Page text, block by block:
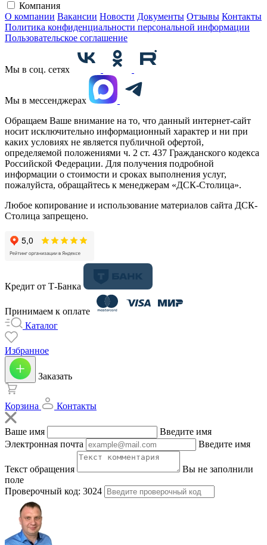
Компания
О компании Вакансии Новости Документы Отзывы Контакты
Политика конфиденциальности персональной информации
Пользовательское соглашение
Мы в соц. сетях
Мы в мессенджерах
Обращаем Ваше внимание на то, что данный интернет-сайт
носит исключительно информационный характер и ни при
каких условиях не является публичной офертой,
определяемой положениями ч. 2 ст. 437 Гражданского кодекса
Российской Федерации. Для получения подробной
информации о стоимости и сроках выполнения услуг,
пожалуйста, обращайтесь к менеджерам «ДСК-Столица».
Любое копирование и использование материалов сайта ДСК-
Столица запрещено.
Кредит от Т-Банка
Принимаем к оплате
Каталог
Избранное
Заказать
Корзина Контакты
Ваше имя
Введите имя
Электронная почта
Введите имя
Текст обращения
Вы не заполнили
поле
Проверочный код: 3024